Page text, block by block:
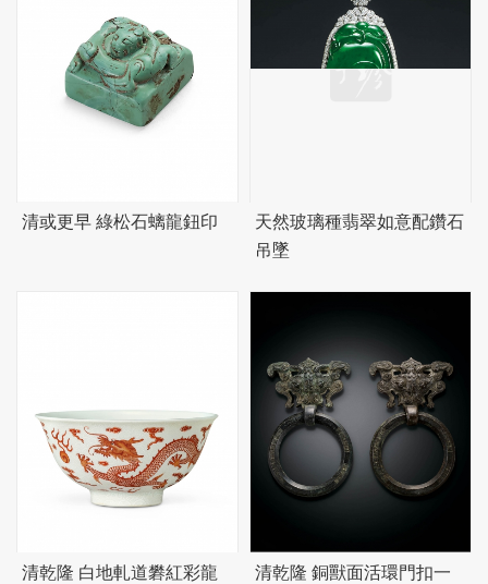
清或更早 綠松石螭龍鈕印
天然玻璃種翡翠如意配鑽石
吊墜
清乾隆 白地軋道礬紅彩龍
清乾隆 銅獸面活環門扣一